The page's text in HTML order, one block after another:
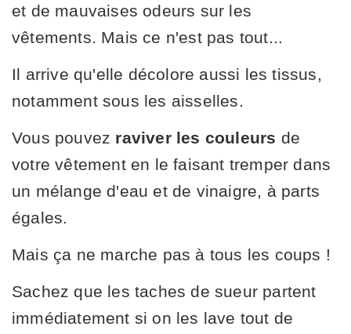
et de mauvaises odeurs sur les
vêtements. Mais ce n'est pas tout...
Il arrive qu'elle décolore aussi les tissus,
notamment sous les aisselles.
Vous pouvez raviver les couleurs de
votre vêtement en le faisant tremper dans
un mélange d'eau et de vinaigre, à parts
égales.
Mais ça ne marche pas à tous les coups !
Sachez que les taches de sueur partent
immédiatement si on les lave tout de